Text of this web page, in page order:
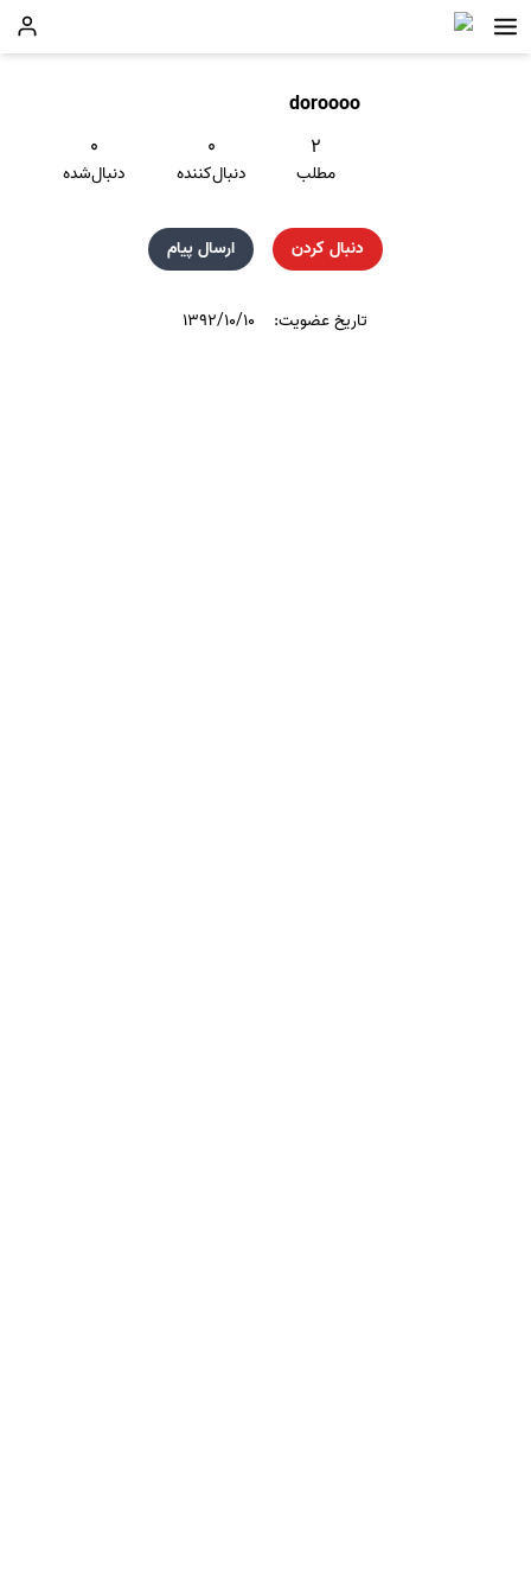
doroooo
۲
مطلب
۰
دنبال‌کننده
۰
دنبال‌شده
دنبال کردن ارسال پیام
تاریخ عضویت: ۱۳۹۲/۱۰/۱۰